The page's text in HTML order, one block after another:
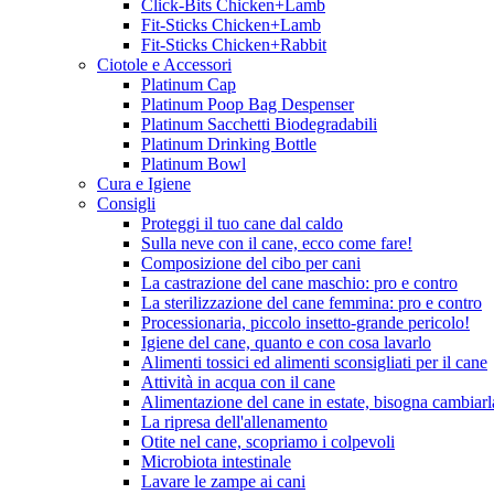
Click-Bits Chicken+Lamb
Fit-Sticks Chicken+Lamb
Fit-Sticks Chicken+Rabbit
Ciotole e Accessori
Platinum Cap
Platinum Poop Bag Despenser
Platinum Sacchetti Biodegradabili
Platinum Drinking Bottle
Platinum Bowl
Cura e Igiene
Consigli
Proteggi il tuo cane dal caldo
Sulla neve con il cane, ecco come fare!
Composizione del cibo per cani
La castrazione del cane maschio: pro e contro
La sterilizzazione del cane femmina: pro e contro
Processionaria, piccolo insetto-grande pericolo!
Igiene del cane, quanto e con cosa lavarlo
Alimenti tossici ed alimenti sconsigliati per il cane
Attività in acqua con il cane
Alimentazione del cane in estate, bisogna
La ripresa dell'allenamento
Otite nel cane, scopriamo i colpevoli
Microbiota intestinale
Lavare le zampe ai cani